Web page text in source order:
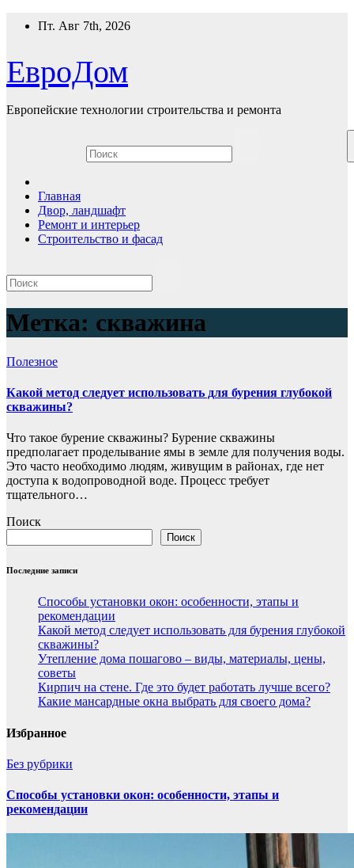
Перейти
Пт. Авг 7th, 2026
ЕвроДом
Европейские технологии строительства и ремонта
Главная
Двор, ландшафт
Ремонт и интерьер
Строительство и фасад
Метка: скважина
Полезнoe
Какой метод следует использовать для бурения глубокой
скважины?
Что такое бурение скважины? Бурение скважины
предполагает проделывание ямы в земле для получения воды.
Это часто необходимо людям, живущим в районах, где нет
доступа к водопроводной воде. Процесс требует
тщательного…
Поиск
Поиск
Последние записи
Способы установки окон: особенности, этапы и
рекомендации
Какой метод следует использовать для бурения глубокой
скважины?
Утепление дома пошагово – виды, материалы, цены,
советы
Кирпич на стене. Где это будет работать лучше всего?
Какие мансардные окна выбрать для своего дома?
Избранное
Без рубрики
Способы установки окон: особенности, этапы и
рекомендации